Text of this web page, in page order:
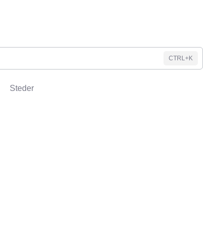
CTRL+K
Steder